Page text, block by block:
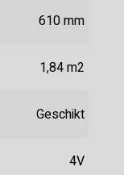
610 mm
1,84 m2
Geschikt
4V